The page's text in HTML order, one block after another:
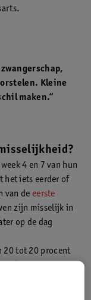
Kleine
maken.“
4 en 7 van hun
het iets eerder of
van de eerste
zijn misselijk in
op de dag
20 tot 20 procent